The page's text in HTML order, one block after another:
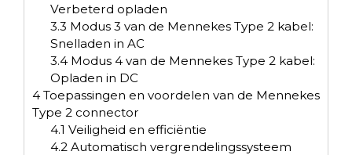
Verbeterd opladen
3.3 Modus 3 van de Mennekes Type 2 kabel:
Snelladen in AC
3.4Modus 4 van de Mennekes Type 2 kabel:
Opladen in DC
4 Toepassingen en voordelen van de Mennekes
Type 2 connector
4.1 Veiligheid en efficiëntie
4.2Automatisch vergrendelingssysteem